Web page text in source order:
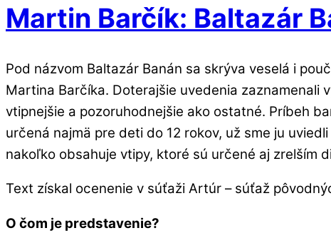
Martin Barčík: Baltazár
Pod názvom Baltazár Banán sa skrýva veselá i
Martina Barčíka. Doterajšie uvedenia zaznamenali
vtipnejšie a pozoruhodnejšie ako ostatné. Príbeh
určená najmä pre deti do 12 rokov, už sme ju
nakoľko obsahuje vtipy, ktoré sú určené aj zrelším
Text získal ocenenie v súťaži Artúr – súťaž
O čom je predstavenie?